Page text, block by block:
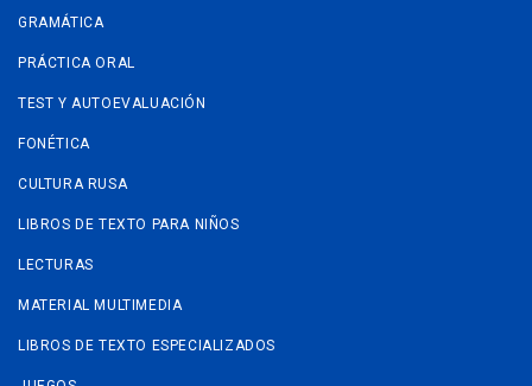
GRAMÁTICA
PRÁCTICA ORAL
TEST Y AUTOEVALUACIÓN
FONÉTICA
CULTURA RUSA
LIBROS DE TEXTO PARA NIÑOS
LECTURAS
MATERIAL MULTIMEDIA
LIBROS DE TEXTO ESPECIALIZADOS